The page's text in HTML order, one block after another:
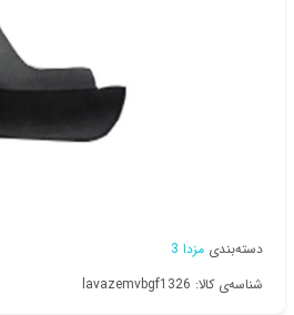
دسته‌بندی مزدا 3
شناسه‌ی کالا: lavazemvbgf1326